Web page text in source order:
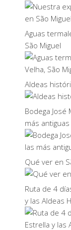
Aguas
São Miguel
Aldeas
Bodega José
más
Qué ver en
Ruta de 4
y las Aldeas